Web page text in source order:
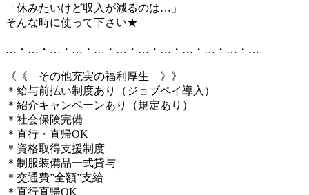
「休みたいけど収入が減るのは…」
そんな時に使って下さい★
…・…・…・…・…・…・…・…・…・…・…・…
《《 その他充実の福利厚生 》》
＊給与前払い制度あり（ジョブペイ導入）
＊紹介キャンペーンあり（規定あり）
＊社会保険完備
＊直行・直帰OK
＊資格取得支援制度
＊制服装備品一式貸与
＊交通費”全額”支給
＊直行直帰OK